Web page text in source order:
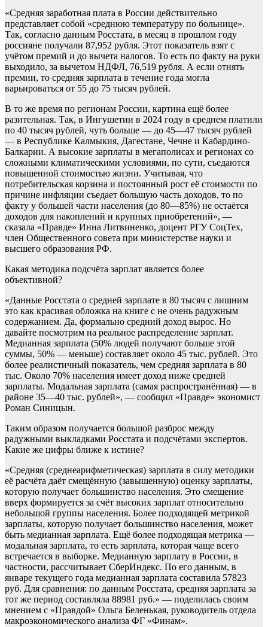
«Средняя заработная плата в России действительно
представляет собой «среднюю температуру по больнице».
Так, согласно данным Росстата, в месяц в прошлом году
россияне получали 87,952 рубля. Этот показатель взят с
учётом премий и до вычета налогов. То есть по факту на руки
выходило, за вычетом НДФЛ, 76,519 рубля. А если отнять
премии, то средняя зарплата в течение года могла
варьироваться от 55 до 75 тысяч рублей.
В то же время по регионам России, картина ещё более
разительная. Так, в Ингушетии в 2024 году в среднем платили
по 40 тысяч рублей, чуть больше — до 45—47 тысяч рублей
— в Республике Калмыкия, Дагестане, Чечне и Кабардино-
Балкарии. А высокие зарплаты в мегаполисах и регионах со
сложными климатическими условиями, по сути, съедаются
повышенной стоимостью жизни. Учитывая, что
потребительская корзина и постоянный рост её стоимости по
причине инфляции съедает большую часть доходов, то по
факту у большей части населения (до 80—85%) не остаётся
доходов для накоплений и крупных приобретений», —
сказала «Правде» Инна Литвиненко, доцент РГУ СоцТех,
член Общественного совета при министерстве науки и
высшего образования РФ.
Какая методика подсчёта зарплат является более
объективной?
«Данные Росстата о средней зарплате в 80 тысяч с лишним
это как красивая обложка на книге с не очень радужным
содержанием. Да, формально средний доход вырос. Но
давайте посмотрим на реальное распределение зарплат.
Медианная зарплата (50% людей получают больше этой
суммы, 50% — меньше) составляет около 45 тыс. рублей. Это
более реалистичный показатель, чем средняя зарплата в 80
тыс. Около 70% населения имеет доход ниже средней
зарплаты. Модальная зарплата (самая распространённая) — в
районе 35—40 тыс. рублей», — сообщил «Правде» экономист
Роман Синицын.
Таким образом получается большой разброс между
радужными выкладками Росстата и подсчётами экспертов.
Какие же цифры ближе к истине?
«Средняя (среднеарифметическая) зарплата в силу методики
её расчёта даёт смещённую (завышенную) оценку зарплаты,
которую получает большинство населения. Это смещение
вверх формируется за счёт высоких зарплат относительно
небольшой группы населения. Более подходящей метрикой
зарплаты, которую получает большинство населения, может
быть медианная зарплата. Ещё более подходящая метрика —
модальная зарплата, то есть зарплата, которая чаще всего
встречается в выборке. Медианную зарплату в России, в
частности, рассчитывает СберИндекс. По его данным, в
январе текущего года медианная зарплата составила 57823
руб. Для сравнения: по данным Росстата, средняя зарплата за
тот же период составляла 88981 руб.» — поделилась своим
мнением с «Правдой» Ольга Беленькая, руководитель отдела
макроэкономического анализа ФГ «Финам».